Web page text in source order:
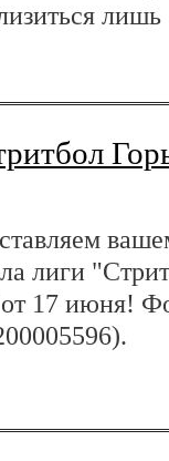
лиги
17 июня!